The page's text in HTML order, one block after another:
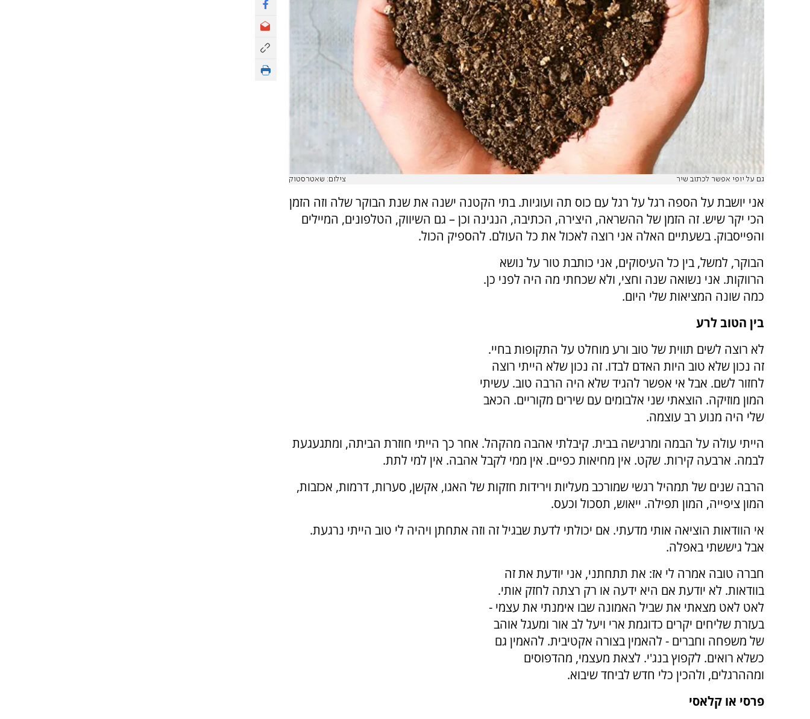
גם על יופי אפשר לכתוב שיר צילום: שאטרסטוק
אני יושבת על הספה רגל על רגל עם כוס תה ועוגיות. בתי הקטנה ישנה את שנת הבוקר שלה וזה הזמן
הכי יקר שיש. זה הזמן של ההשראה, היצירה, הכתיבה, הנגינה וכן – גם השיווק, הטלפונים, המיילים
והפייסבוק. בשעתיים האלה אני רוצה לאכול את כל העולם. להספיק הכול.
הבוקר, למשל, בין כל העיסוקים, אני כותבת טור על נושא
הרווקות. אני נשואה שנה וחצי, ולא שכחתי מה היה לפני כן.
כמה שונה המציאות שלי היום.
בין הטוב לרע
לא רוצה לשים תווית של טוב ורע מוחלט על התקופות בחיי.
זה נכון שלא טוב היות האדם לבדו. זה נכון שלא הייתי רוצה
לחזור לשם. אבל אי אפשר להגיד שלא היה הרבה טוב. עשיתי
המון מוזיקה. הוצאתי שני אלבומים עם שירים מקוריים. הכאב
שלי היה מנוע רב עוצמה.
הייתי עולה על הבמה ומרגישה בבית. קיבלתי אהבה מהקהל. אחר כך הייתי חוזרת הביתה, ומתגעגעת
לבמה. ארבעה קירות. שקט. אין מחיאות כפיים. אין ממי לקבל אהבה. אין למי לתת.
הרבה שנים של תמהיל רגשי שמורכב מעליות וירידות חזקות של האגו, אקשן, סערות, דרמות, אכזבות,
המון ציפייה, המון תפילה. ייאוש, תסכול וכעס.
אי הוודאות הוציאה אותי מדעתי. אם יכולתי לדעת שבגיל זה וזה אתחתן ויהיה לי טוב הייתי נרגעת.
אבל גיששתי באפלה.
חברה טובה אמרה לי אז: את תתחתני, אני יודעת את זה
בוודאות. לא יודעת אם היא ידעה או רק רצתה לחזק אותי.
לאט לאט מצאתי את שביל האמונה שבו אימנתי את עצמי -
בעזרת שליחים יקרים כדוגמת ארי ויעל לב אור ומעגל אוהב
של משפחה וחברים - להאמין בצורה אקטיבית. להאמין גם
כשלא רואים. לקפוץ בנג'י. לצאת מעצמי, מהדפוסים
ומההרגלים, ולהכין כלי חדש לביחד שיבוא.
פרסי או קלאסי